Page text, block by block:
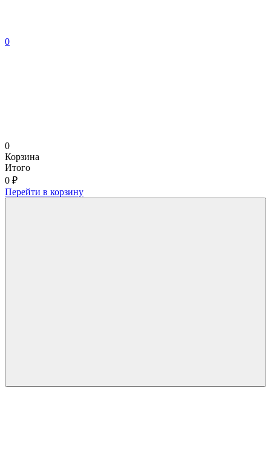
0
0
Корзина
Итого
0 ₽
Перейти в корзину